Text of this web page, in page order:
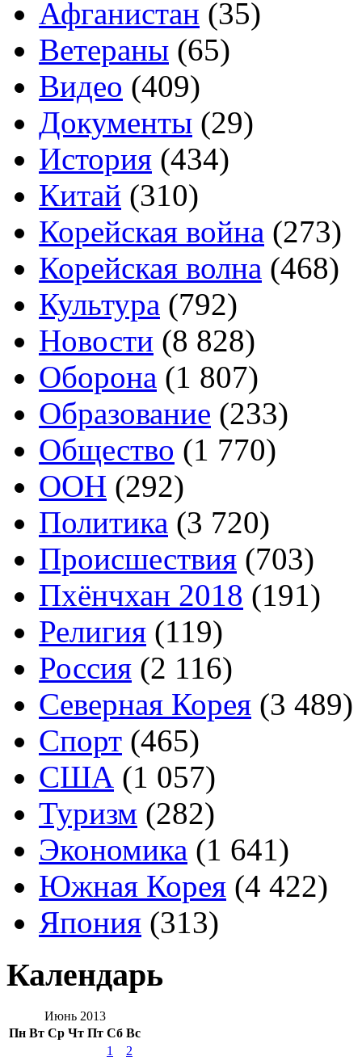
Афганистан (35)
Ветераны (65)
Видео (409)
Документы (29)
История (434)
Китай (310)
Корейская война (273)
Корейская волна (468)
Культура (792)
Новости (8 828)
Оборона (1 807)
Образование (233)
Общество (1 770)
ООН (292)
Политика (3 720)
Происшествия (703)
Пхёнчхан 2018 (191)
Религия (119)
Россия (2 116)
Северная Корея (3 489)
Спорт (465)
США (1 057)
Туризм (282)
Экономика (1 641)
Южная Корея (4 422)
Япония (313)
Календарь
Июнь 2013
Пн Вт Ср Чт Пт Сб Вс
1
2